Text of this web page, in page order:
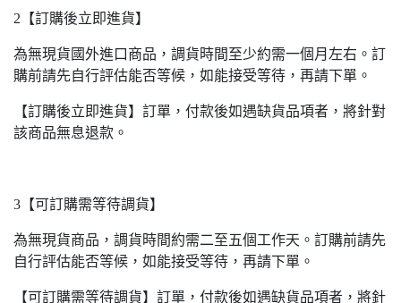
2【訂購後立即進貨】
為無現貨國外進口商品，調貨時間至少約需一個月左右。訂
購前請先自行評估能否等候，如能接受等待，再請下單。
【訂購後立即進貨】訂單，付款後如遇缺貨品項者，將針對
該商品無息退款。
3【可訂購需等待調貨】
為無現貨商品，調貨時間約需二至五個工作天。訂購前請先
自行評估能否等候，如能接受等待，再請下單。
【可訂購需等待調貨】訂單，付款後如遇缺貨品項者，將針